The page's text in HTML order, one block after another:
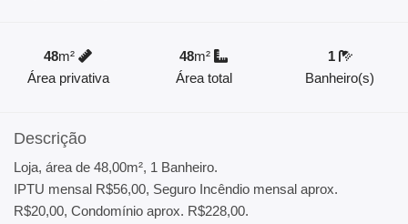
48m²
Área privativa
48m²
Área total
1
Banheiro(s)
Descrição
Loja, área de 48,00m², 1 Banheiro.
IPTU mensal R$56,00, Seguro Incêndio mensal aprox.
R$20,00, Condomínio aprox. R$228,00.